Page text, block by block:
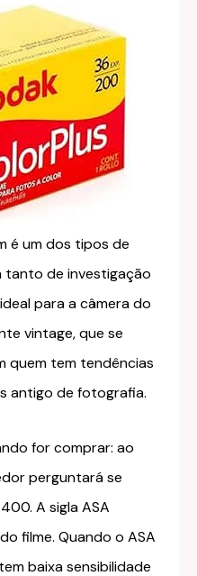
é um dos tipos de
tanto de investigação
para a câmera do
vintage, que se
quem tem tendências
antigo de fotografia.
for comprar: ao
perguntará se
A sigla ASA
filme. Quando o ASA
baixa sensibilidade